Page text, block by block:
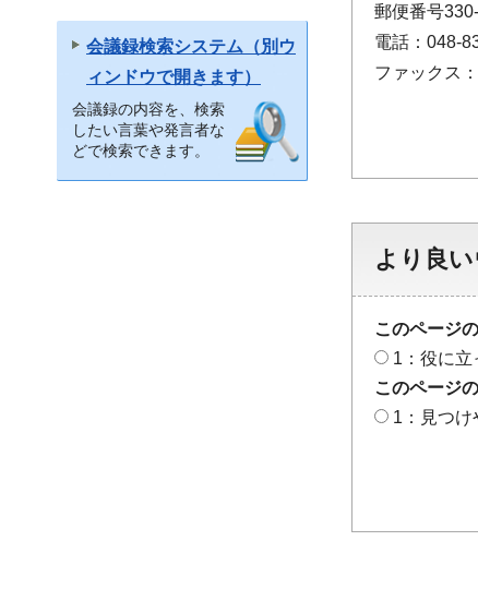
会議録検索システム（別ウ
ィンドウで開きます）
会議録の内容を、検索
したい言葉や発言者な
どで検索できます。
郵便番号
電話：048-
ファックス
より良
このページ
1：役に立
このページ
1：見つけ